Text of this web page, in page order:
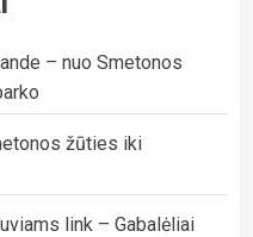
– nuo Smetonos
žūties iki
link – Gabalėliai